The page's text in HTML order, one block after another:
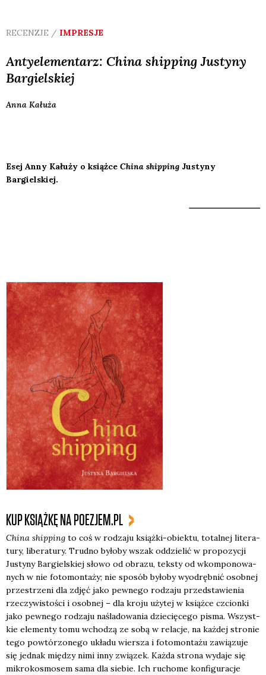
RECENZJE / IMPRESJE
Antyelementarz: China shippingJustyny
Bargielskiej
Anna Kałuża
Esej Anny Kałuży o książce China shipping Justyny
Bargielskiej.
KUP KSIĄŻKĘ NA POEZJEM.PL
Chi­na ship­ping to coś w rodza­ju książ­ki-obiek­tu, total­nej lite­ra­
tu­ry, libe­ra­tu­ry. Trud­no było­by wszak oddzie­lić w pro­po­zy­cji
Justy­ny Bar­giel­skiej sło­wo od obra­zu, tek­sty od wkom­po­no­wa­
nych w nie foto­mon­ta­ży; nie spo­sób było­by wyod­ręb­nić osob­nej
prze­strze­ni dla zdjęć jako pew­ne­go rodza­ju przed­sta­wie­nia
rze­czy­wi­sto­ści i osob­nej – dla kro­ju uży­tej w książ­ce czcion­ki
jako pew­ne­go rodza­ju naśla­do­wa­nia dzie­cię­ce­go pisma. Wszyst­
kie ele­men­ty tomu wcho­dzą ze sobą w rela­cje, na każ­dej stro­nie
tego powtó­rzo­ne­go ukła­du wier­sza i foto­mon­ta­żu zawią­zu­je
się jed­nak mię­dzy nimi inny zwią­zek. Każ­da stro­na wyda­je się
mikro­ko­smo­sem sama dla sie­bie. Ich rucho­me kon­fi­gu­ra­cje